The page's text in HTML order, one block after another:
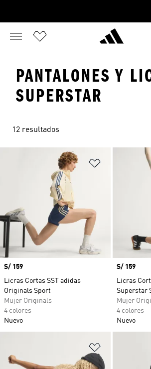
PANTALONES Y
SUPERSTAR
12 resultados
Añadir a la
Precio
S/ 159
Licras Cortas SST adidas
Originals Sport
Mujer Originals
4 colores
Nuevo
Precio
S/ 159
Licras
Superstar
Mujer
4 colores
Nuevo
Añadir a la